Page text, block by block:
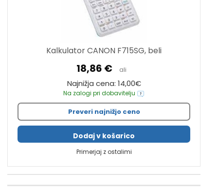
Kalkulator CANON F715SG, beli
18,86 € ali
Najnižja cena: 14,00€
Na zalogi pri dobavitelju
Preveri najnižjo ceno
Dodaj v košarico
Primerjaj z ostalimi